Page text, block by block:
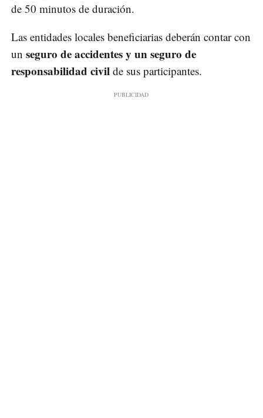
de 50 minutos de duración.
Las entidades locales beneficiarias deberán contar con
un seguro de accidentes y un seguro de
responsabilidad civil de sus participantes.